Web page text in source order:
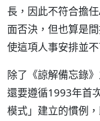
長，因此不符合擔
面否決，但也算是
使這項人事安排並不
除了《諒解備忘錄
還要遵循1993年首
模式」建立的慣例